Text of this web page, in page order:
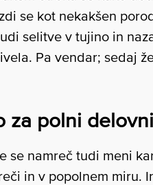
se kot nekakšen
selitve v tujino in
Pa vendar; sedaj
za polni
se namreč tudi meni
in v popolnem miru.